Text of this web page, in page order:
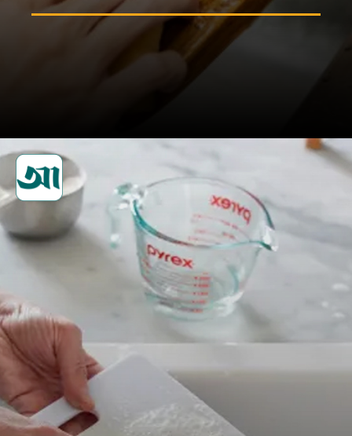
চপিং বোর্ড ময়লা হয়ে গেলে সাবান
পানি দিয়ে ধুয়ে নিন